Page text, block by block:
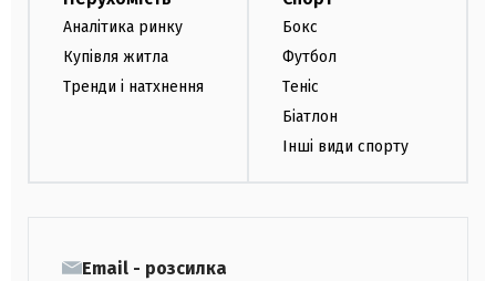
Аналітика ринку
Купівля житла
Тренди і натхнення
Бокс
Футбол
Теніс
Біатлон
Інші види спорту
Email - розсилка